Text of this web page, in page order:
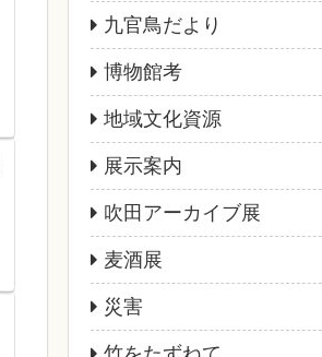
九官鳥だより
博物館考
地域文化資源
展示案内
吹田アーカイブ展
麦酒展
災害